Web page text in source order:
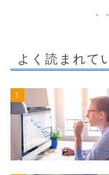
よく読まれて
1